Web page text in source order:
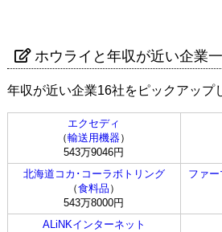
ホウライと年収が近い企業
年収が近い企業16社をピックアップ
エクセディ
（輸送用機器）
543万9046円
北海道コカ･コーラボトリング
（食料品 ）
543万8000円
ファ
ALiNKインターネット